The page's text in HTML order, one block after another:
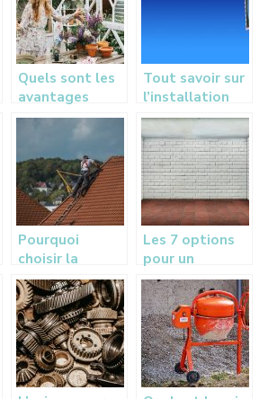
travaux à votre
Quels sont les
avantages
d’une veranda ?
Tout savoir sur
l’installation
des miroirs de
circulation
Pourquoi
choisir la
solution de
l’ITE?
Les 7 options
pour un
revetement de
sol de garage